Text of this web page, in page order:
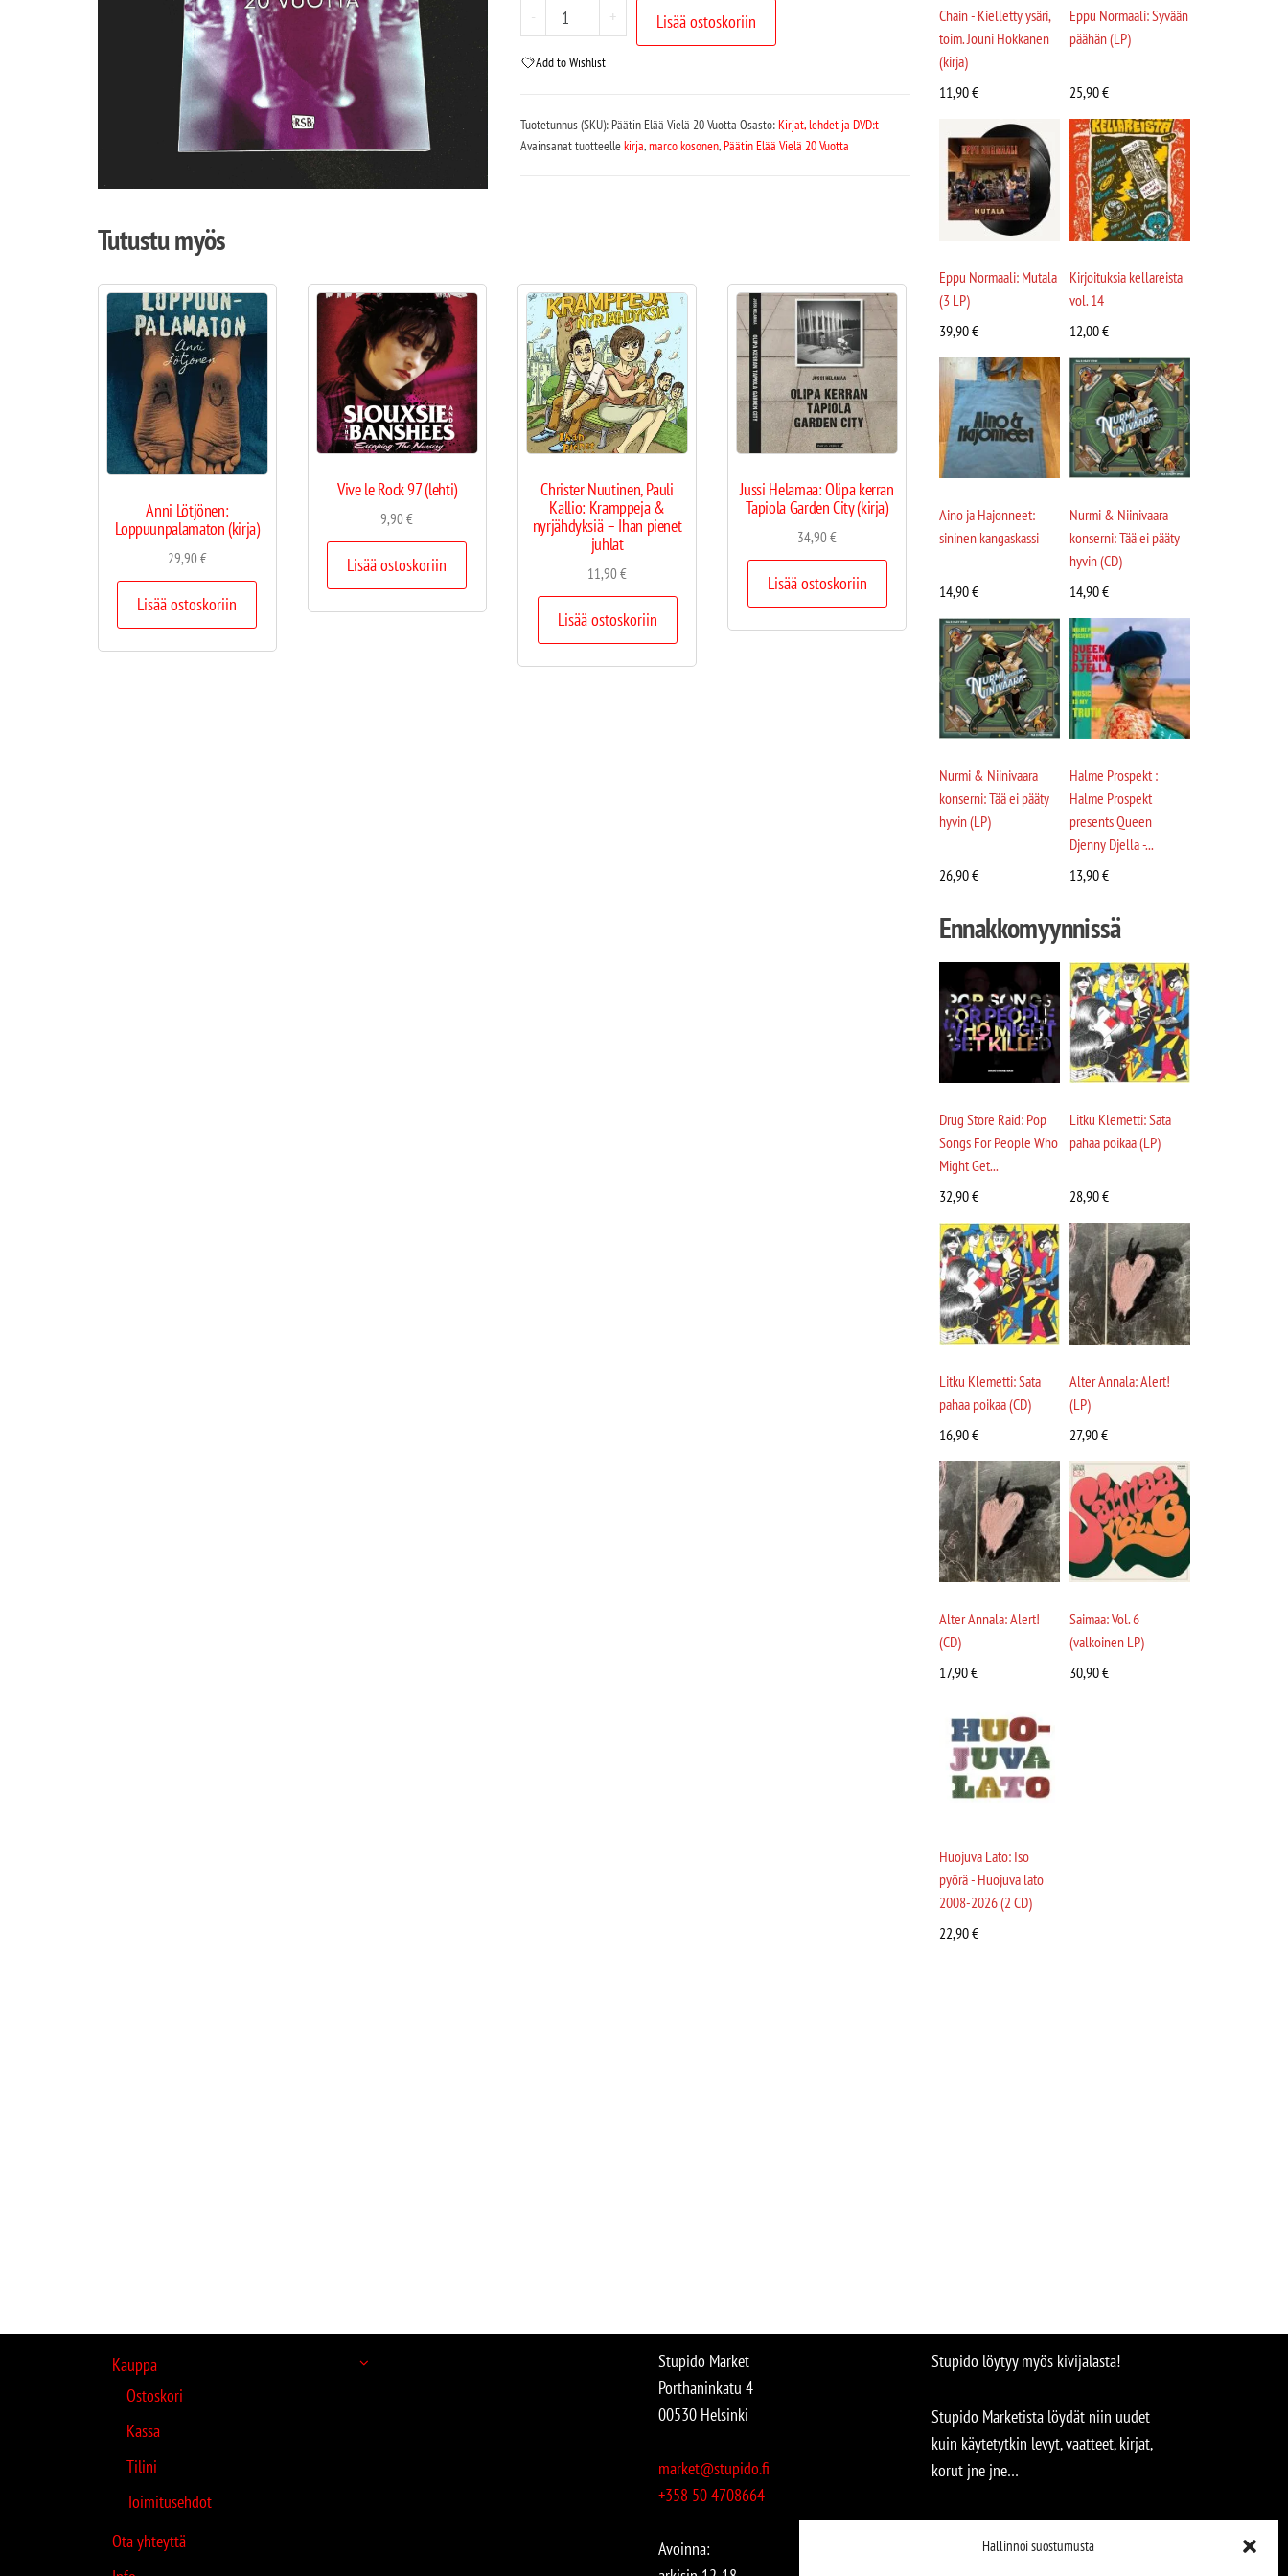
Hallinnoi suostumusta
- + Lisää ostoskoriin
Add to Wishlist
Tuotetunnus (SKU): Päätin Elää Vielä 20 Vuotta Osasto:Kirjat, lehdet ja DVD:t
Avainsanat tuotteellekirja,marco kosonen,Päätin Elää Vielä 20 Vuotta
Tutustu myös
Anni Lötjönen:
Loppuunpalamaton (kirja)
29,90€
Lisää ostoskoriin
Vive le Rock 97 (lehti)
9,90€
Lisää ostoskoriin
Christer Nuutinen, Pauli
Kallio: Kramppeja &
nyrjähdyksiä – Ihan pienet
juhlat
11,90€
Lisää ostoskoriin
Jussi Helamaa: Olipa kerran
Tapiola Garden City (kirja)
34,90€
Lisää ostoskoriin
Chain - Kielletty ysäri,
toim. Jouni Hokkanen
(kirja)
11,90€
Eppu Normaali: Syvään
päähän (LP)
25,90€
Eppu Normaali: Mutala
(3 LP)
39,90€
Kirjoituksia kellareista
vol. 14
12,00€
Aino ja Hajonneet:
sininen kangaskassi
14,90€
Nurmi & Niinivaara
konserni: Tää ei pääty
hyvin (CD)
14,90€
Nurmi & Niinivaara
konserni: Tää ei pääty
hyvin (LP)
26,90€
Halme Prospekt :
Halme Prospekt
presents Queen
Djenny Djella -...
13,90€
Ennakkomyynnissä
Drug Store Raid: Pop
Songs For People Who
Might Get...
32,90€
Litku Klemetti: Sata
pahaa poikaa (LP)
28,90€
Litku Klemetti: Sata
pahaa poikaa (CD)
16,90€
Alter Annala: Alert!
(LP)
27,90€
Alter Annala: Alert!
(CD)
17,90€
Saimaa: Vol. 6
(valkoinen LP)
30,90€
Huojuva Lato: Iso
pyörä - Huojuva lato
2008-2026 (2 CD)
22,90€
Kauppa
Ostoskori
Kassa
Tilini
Toimitusehdot
Ota yhteyttä
Stupido Market
Porthaninkatu 4
00530 Helsinki
market@stupido.fi
+358 50 4708664
Avoinna:
Stupido löytyy myös kivijalasta!
Stupido Marketista löydät niin uudet
kuin käytetytkin levyt, vaatteet, kirjat,
korut jne jne…